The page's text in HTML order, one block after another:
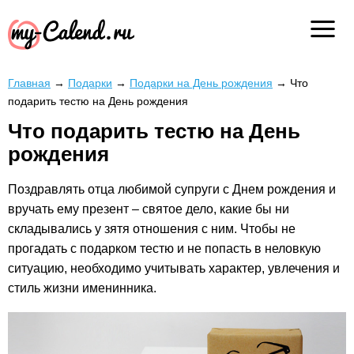
Главная → Подарки → Подарки на День рождения → Что
подарить тестю на День рождения
Что подарить тестю на День
рождения
Поздравлять отца любимой супруги с Днем рождения и
вручать ему презент – святое дело, какие бы ни
складывались у зятя отношения с ним. Чтобы не
прогадать с подарком тестю и не попасть в неловкую
ситуацию, необходимо учитывать характер, увлечения и
стиль жизни именинника.